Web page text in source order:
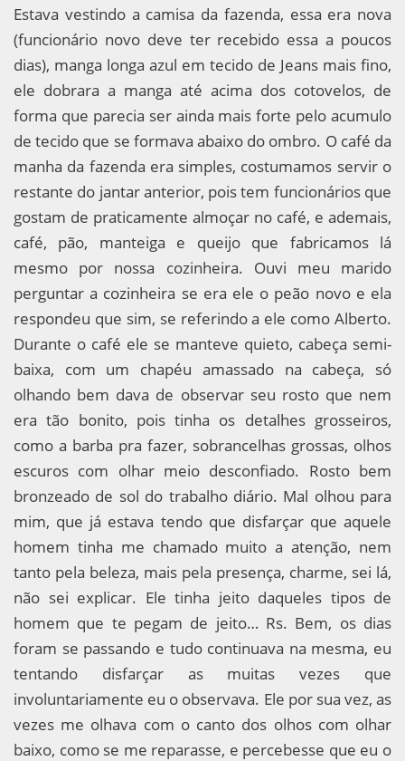
Estava vestindo a camisa da fazenda, essa era nova
(funcionário novo deve ter recebido essa a poucos
dias), manga longa azul em tecido de Jeans mais fino,
ele dobrara a manga até acima dos cotovelos, de
forma que parecia ser ainda mais forte pelo acumulo
de tecido que se formava abaixo do ombro. O café da
manha da fazenda era simples, costumamos servir o
restante do jantar anterior, pois tem funcionários que
gostam de praticamente almoçar no café, e ademais,
café, pão, manteiga e queijo que fabricamos lá
mesmo por nossa cozinheira. Ouvi meu marido
perguntar a cozinheira se era ele o peão novo e ela
respondeu que sim, se referindo a ele como Alberto.
Durante o café ele se manteve quieto, cabeça semi-
baixa, com um chapéu amassado na cabeça, só
olhando bem dava de observar seu rosto que nem
era tão bonito, pois tinha os detalhes grosseiros,
como a barba pra fazer, sobrancelhas grossas, olhos
escuros com olhar meio desconfiado. Rosto bem
bronzeado de sol do trabalho diário. Mal olhou para
mim, que já estava tendo que disfarçar que aquele
homem tinha me chamado muito a atenção, nem
tanto pela beleza, mais pela presença, charme, sei lá,
não sei explicar. Ele tinha jeito daqueles tipos de
homem que te pegam de jeito… Rs. Bem, os dias
foram se passando e tudo continuava na mesma, eu
tentando disfarçar as muitas vezes que
involuntariamente eu o observava. Ele por sua vez, as
vezes me olhava com o canto dos olhos com olhar
baixo, como se me reparasse, e percebesse que eu o